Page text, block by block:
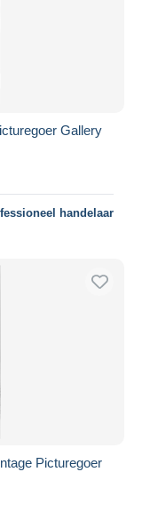
Gallery
handelaar
Picturegoer